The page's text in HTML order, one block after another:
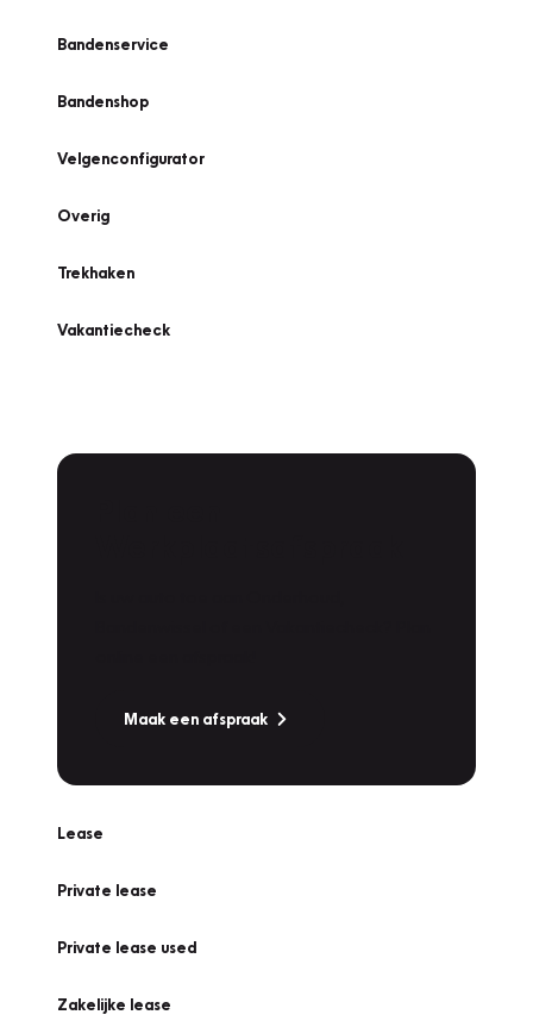
Bandenservice
Bandenshop
Velgenconfigurator
Overig
Trekhaken
Vakantiecheck
Maak een afspraak
Lease
Private lease
Private lease used
Zakelijke lease